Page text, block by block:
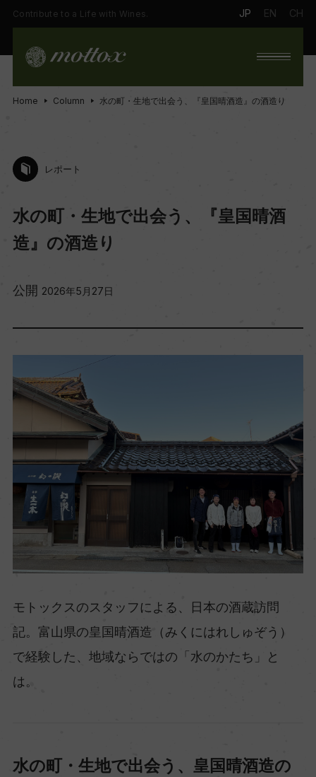
Contribute to a Life with Wines. JP EN CH
Home Column 水の町・生地で出会う、『皇国晴酒造』の酒造り
レポート
水の町・生地で出会う、『皇国晴酒
造』の酒造り
公開 2026年5月27日
モトックスのスタッフによる、日本の酒蔵訪問
記。富山県の皇国晴酒造（みくにはれしゅぞう）
で経験した、地域ならではの「水のかたち」と
は。
水の町・生地で出会う、皇国晴酒造の